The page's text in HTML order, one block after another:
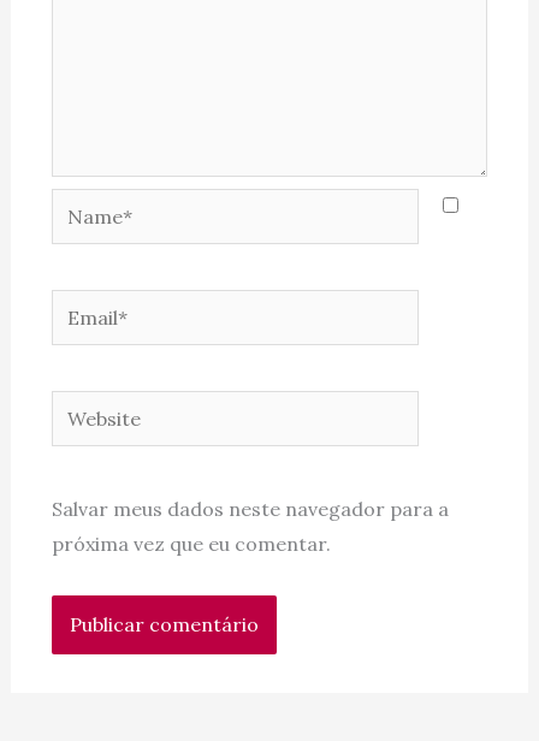
Name*
Email*
Website
Salvar meus dados neste navegador para a
próxima vez que eu comentar.